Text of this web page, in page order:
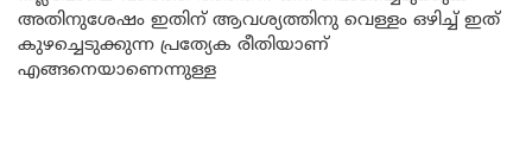
അതിനുശേഷം ഇതിന് ആവശ്യത്തിനു വെള്ളം ഒഴിച്ച് ഇത്
കുഴച്ചെടുക്കുന്ന പ്രത്യേക രീതിയാണ്
എങ്ങനെയാണെന്നുള്ള